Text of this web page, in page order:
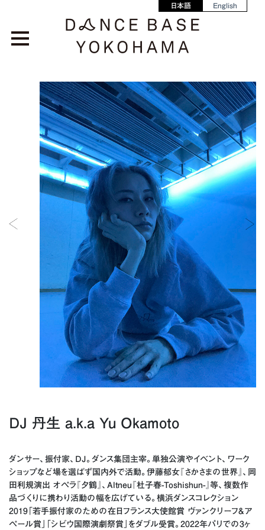
日本語 English
DJ 丹生 a.k.a Yu Okamoto
ダンサー、振付家、DJ。ダンス集団主宰。単独公演やイベント、ワーク
ショップなど場を選ばず国内外で活動。伊藤郁女『さかさまの世界』、岡
田利規演出 オペラ『夕鶴』、Altneu『杜子春-Toshishun-』等、複数作
品づくりに携わり活動の幅を広げている。横浜ダンスコレクション
2019「若手振付家のための在日フランス大使館賞 ヴァンクリーフ&ア
ペール賞」「シビウ国際演劇祭賞」をダブル受賞。2022年パリでの3ヶ